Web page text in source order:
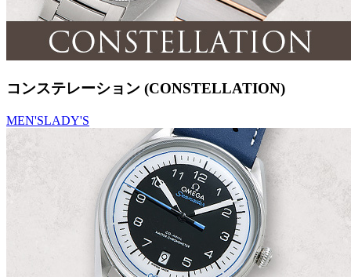
コンステレーション (CONSTELLATION)
MEN'SLADY'S